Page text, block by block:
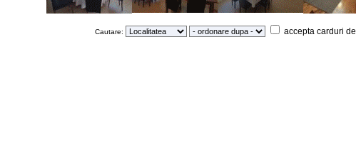
Cautare: accepta carduri